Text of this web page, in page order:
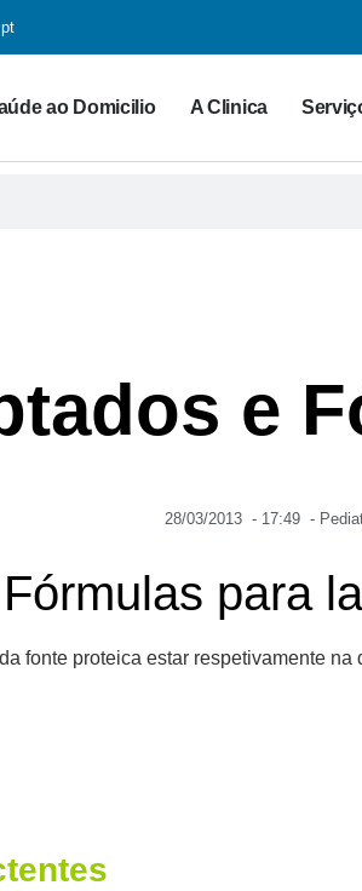
ao Domicilio A Clinica
e
28/03/2013 - 17:49 -
para
fonte proteica estar respetivamente